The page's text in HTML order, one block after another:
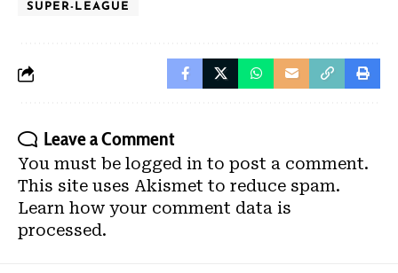
SUPER-LEAGUE
Leave a Comment
You must be logged in to post a comment.
This site uses Akismet to reduce spam.
Learn how your comment data is
processed.